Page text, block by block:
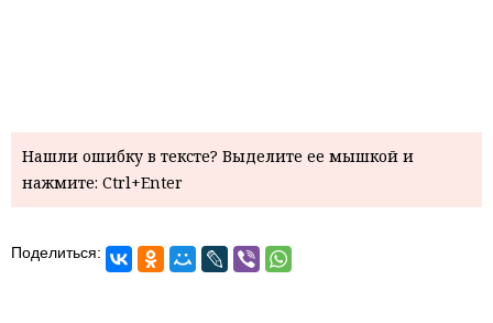
Нашли ошибку в тексте? Выделите ее мышкой и
нажмите: Ctrl+Enter
Поделиться: